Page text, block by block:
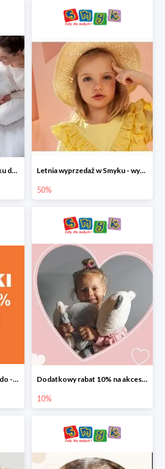
Marka Motherhood w Smyku do -40% Letnia wyprzedaż w Smyku - wybrane ubrania i buty do -50%
50%
Wybrane zabawki w Smyku do -50% Dodatkowy rabat 10% na akcesoria dziecięce
10%